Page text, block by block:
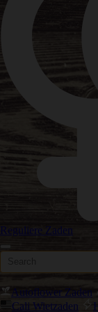
Reguliere Zaden
Autoflower Zaden
Cali Wietzaden